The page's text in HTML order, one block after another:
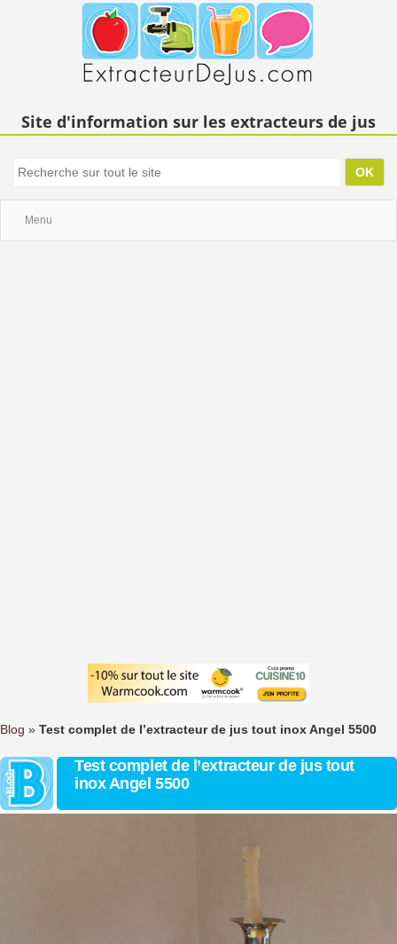
Site d'information sur les extracteurs de jus
Menu
Blog » Test complet de l’extracteur de jus tout inox Angel 5500
Test complet de l’extracteur de jus tout
inox Angel 5500